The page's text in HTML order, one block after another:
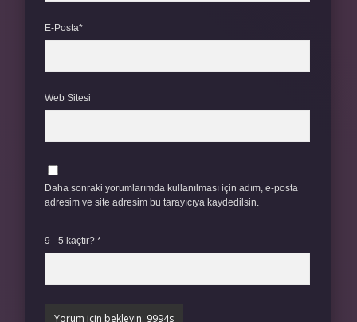
E-Posta*
Web Sitesi
Daha sonraki yorumlarımda kullanılması için adım, e-posta
adresim ve site adresim bu tarayıcıya kaydedilsin.
9 - 5 kaçtır? *